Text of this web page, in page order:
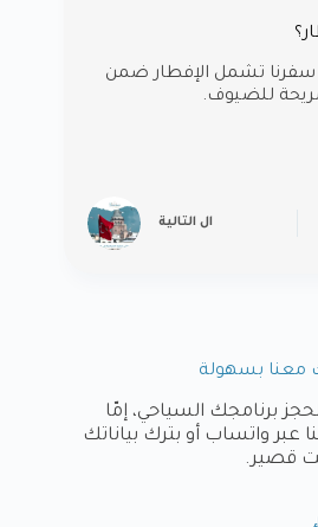
سفرنا تشمل الإفطار ضمن
للضيوف.
ال التالية
معنا بسهولة
برنامجك السياحي، إمّا
عبر واتساب أو بترك بياناتك
قصير.